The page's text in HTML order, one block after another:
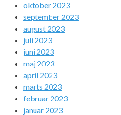
oktober 2023
september 2023
august 2023
juli 2023
juni 2023
maj 2023
april 2023
marts 2023
februar 2023
januar 2023